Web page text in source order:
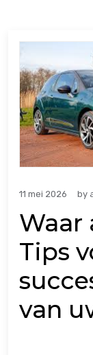
11 mei 2026 by
Waar
Tips
van